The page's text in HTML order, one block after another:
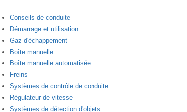
Conseils de conduite
Démarrage et utilisation
Gaz d'échappement
Boîte manuelle
Boîte manuelle automatisée
Freins
Systèmes de contrôle de conduite
Régulateur de vitesse
Systèmes de détection d'objets